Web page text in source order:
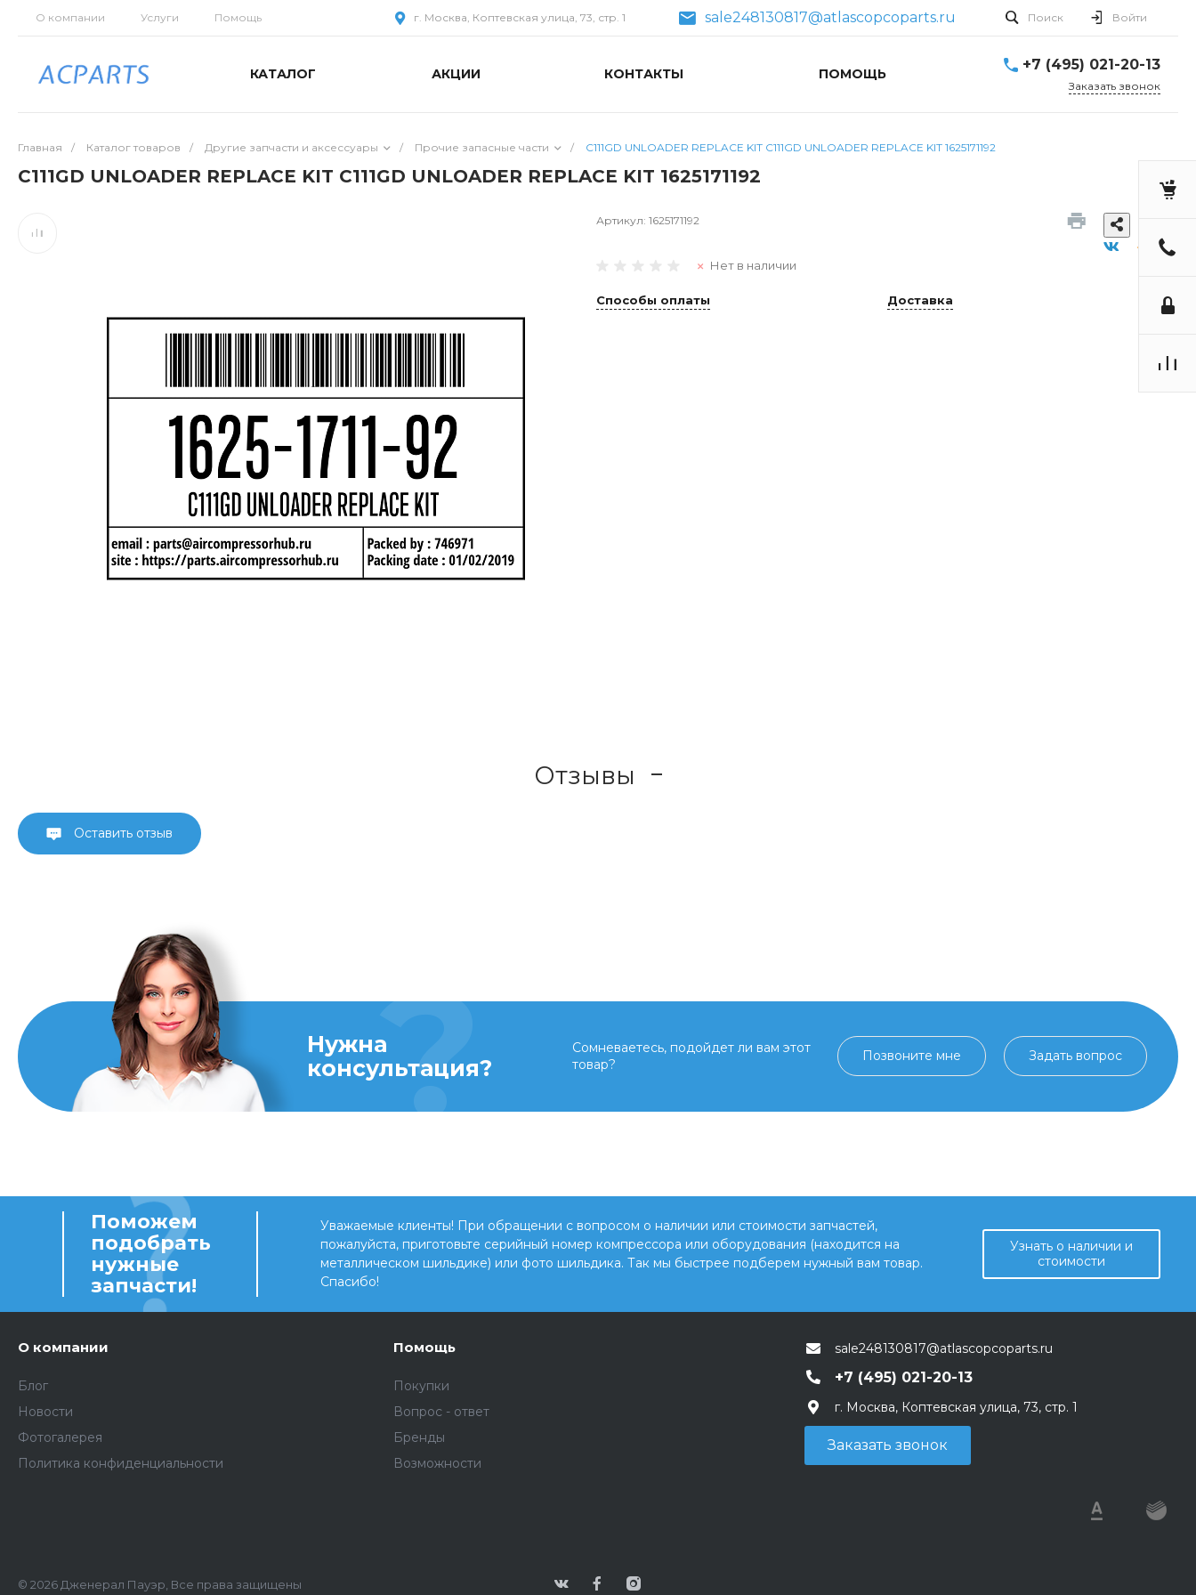
О компании Услуги Помощь г. Москва, Коптевская улица, 73, стр. 1 sale248130817@atlascopcoparts.ru Поиск Войти
КАТАЛОГ АКЦИИ КОНТАКТЫ ПОМОЩЬ
+7 (495) 021-20-13
Заказать звонок
Главная / Каталог товаров / Другие запчасти и аксессуары / Прочие запасные части / C111GD UNLOADER REPLACE KIT C111GD UNLOADER REPLACE KIT 1625171192
C111GD UNLOADER REPLACE KIT C111GD UNLOADER REPLACE KIT 1625171192
Артикул: 1625171192
Нет в наличии
Способы оплаты Доставка
Отзывы
Оставить отзыв
Нужна
консультация?
Сомневаетесь, подойдет ли вам этот
товар?
Позвоните мне Задать вопрос
Поможем
подобрать
нужные
запчасти!
Уважаемые клиенты! При обращении с вопросом о наличии или стоимости запчастей,
пожалуйста, приготовьте серийный номер компрессора или оборудования (находится на
металлическом шильдике) или фото шильдика. Так мы быстрее подберем нужный вам товар.
Спасибо!
Узнать о наличии и
стоимости
О компании
Блог
Новости
Фотогалерея
Политика конфиденциальности
Помощь
Покупки
Вопрос - ответ
Бренды
Возможности
sale248130817@atlascopcoparts.ru
+7 (495) 021-20-13
г. Москва, Коптевская улица, 73, стр. 1
Заказать звонок
© 2026 Дженерал Пауэр, Все права защищены